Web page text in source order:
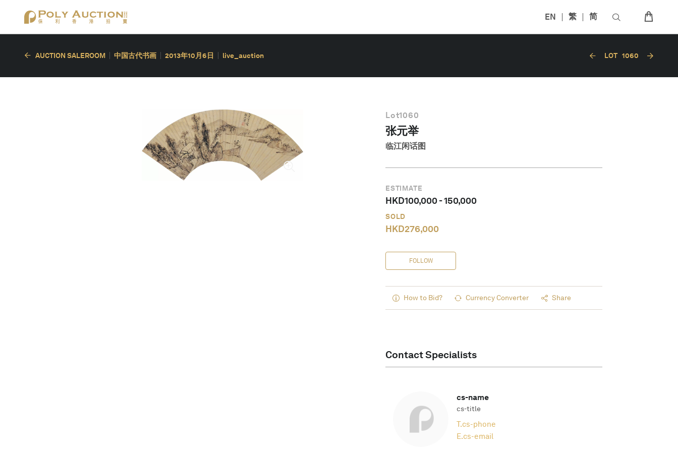
EN 繁 简
AUCTION SALEROOM 中国古代书画 2013年10月6日 live_auction LOT 1060
Lot1060
张元举
临江闲话图
ESTIMATE
HKD100,000-150,000
SOLD
HKD276,000
FOLLOW
How to Bid? Currency Converter Share
Contact Specialists
cs-name
cs-title
T.cs-phone
E.cs-email